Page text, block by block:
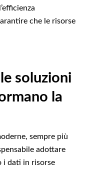
che le risorse
soluzioni
la
sempre più
adottare
i dati in risorse